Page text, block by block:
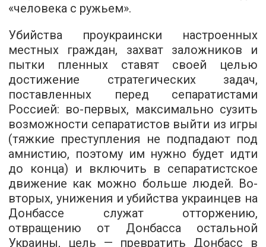
«человека с ружьем».
Убийства проукраински настроенных
местных граждан, захват заложников и
пытки пленных ставят своей целью
достижение стратегических задач,
поставленных перед сепаратистами
Россией: во-первых, максимально сузить
возможности сепаратистов выйти из игры
(тяжкие преступления не подпадают под
амнистию, поэтому им нужно будет идти
до конца) и включить в сепаратистское
движение как можно больше людей. Во-
вторых, унижения и убийства украинцев на
Донбассе служат отторжению,
отвращению от Донбасса остальной
Украины, цель — превратить Донбасс в